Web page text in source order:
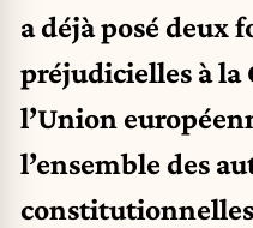
a déjà posé deux
préjudicielles à la
l’Union
l’ensemble des